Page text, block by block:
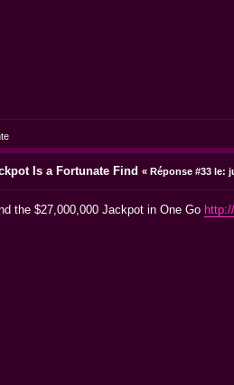
Is a Fortunate Find « Réponse #33 le:
the $27,000,000 Jackpot in One Go